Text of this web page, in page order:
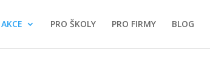
PRO ŠKOLY PRO FIRMY BLOG